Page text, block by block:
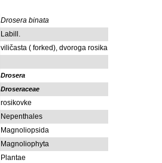
Drosera binata
Labill.
viličasta ( forked), dvoroga rosika
Drosera
Droseraceae
rosikovke
Nepenthales
Magnoliopsida
Magnoliophyta
Plantae